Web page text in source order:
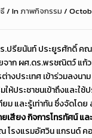
/ Inภาพกิจกรรม /
.ปรียนันท์ ประยูรศักดิ์ ค
จาก ผศ.ดร.พรชณิตว์ แก้
างประเทศ เข้าร่วมลงน
ห้ประชาชนเข้าถึงและใช้
ยม และรู้เท่าทัน ซึ่งจัดโดย
เสียง กิจการโทรทัศน์ แ
โรงแรมอัศวิน แกรนด์ คอ